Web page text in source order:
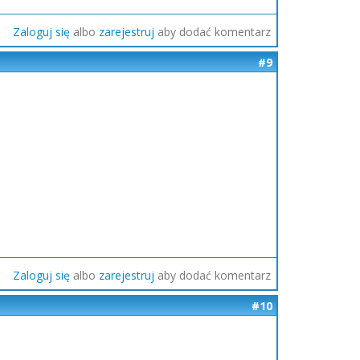
Zaloguj się albo zarejestruj aby dodać komentarz
#9
Zaloguj się albo zarejestruj aby dodać komentarz
#10